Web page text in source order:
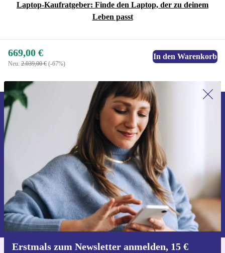
Laptop-Kaufratgeber: Finde den Laptop, der zu deinem
Leben passt
669,00 €
Neu: 2.039,00 € (-67%)
In den Warenkorb
Erstmals zum Newsletter anmelden, 15 €
Erstmals zum Newsletter anmelden,
15 € sparen!
Verpasse kein Angebot mehr.
Gutschein anfordern
Informationen über die Verwendung personenbezogener Daten findest
du in unsererDatenschutzerklärung.